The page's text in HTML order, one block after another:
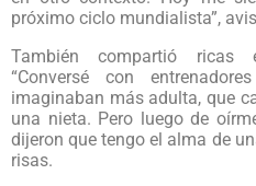
próximo ciclo mundialista”,
También compartió ricas
“Conversé con
imaginaban más adulta, que
una nieta. Pero luego de
dijeron que tengo el alma de
risas.